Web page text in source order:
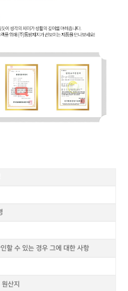
할 수 있는 경우 그에 대한 사항
산지